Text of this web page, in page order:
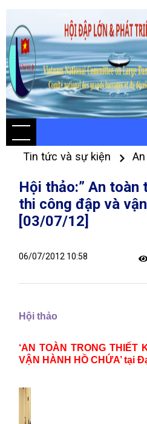
Tin tức và sự kiện
Hội thảo:” An
thi công đập và
[03/07/12]
06/07/2012 10:58
Hội thảo
‘AN TOÀN TRONG THIẾT
VẬN HÀNH HỒ CHỨA’ tại